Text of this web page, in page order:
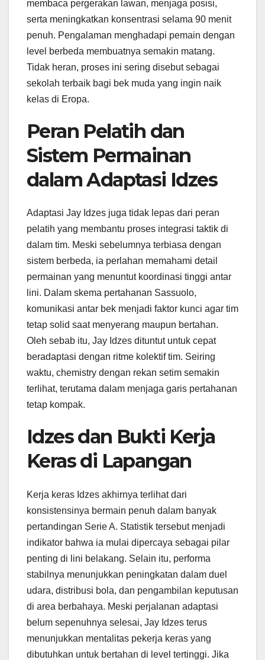
membaca pergerakan lawan, menjaga posisi,
serta meningkatkan konsentrasi selama 90 menit
penuh. Pengalaman menghadapi pemain dengan
level berbeda membuatnya semakin matang.
Tidak heran, proses ini sering disebut sebagai
sekolah terbaik bagi bek muda yang ingin naik
kelas di Eropa.
Peran Pelatih dan
Sistem Permainan
dalam Adaptasi Idzes
Adaptasi Jay Idzes juga tidak lepas dari peran
pelatih yang membantu proses integrasi taktik di
dalam tim. Meski sebelumnya terbiasa dengan
sistem berbeda, ia perlahan memahami detail
permainan yang menuntut koordinasi tinggi antar
lini. Dalam skema pertahanan Sassuolo,
komunikasi antar bek menjadi faktor kunci agar tim
tetap solid saat menyerang maupun bertahan.
Oleh sebab itu, Jay Idzes dituntut untuk cepat
beradaptasi dengan ritme kolektif tim. Seiring
waktu, chemistry dengan rekan setim semakin
terlihat, terutama dalam menjaga garis pertahanan
tetap kompak.
Idzes dan Bukti Kerja
Keras di Lapangan
Kerja keras Idzes akhirnya terlihat dari
konsistensinya bermain penuh dalam banyak
pertandingan Serie A. Statistik tersebut menjadi
indikator bahwa ia mulai dipercaya sebagai pilar
penting di lini belakang. Selain itu, performa
stabilnya menunjukkan peningkatan dalam duel
udara, distribusi bola, dan pengambilan keputusan
di area berbahaya. Meski perjalanan adaptasi
belum sepenuhnya selesai, Jay Idzes terus
menunjukkan mentalitas pekerja keras yang
dibutuhkan untuk bertahan di level tertinggi. Jika